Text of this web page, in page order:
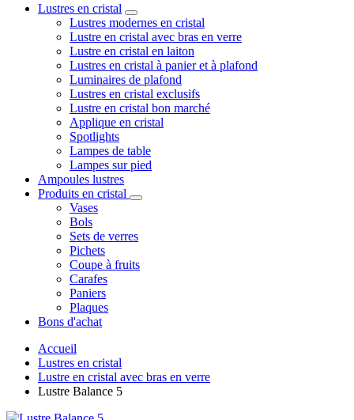
Lustres en cristal
Lustres modernes en cristal
Lustre en cristal avec bras en verre
Lustre en cristal en laiton
Lustres en cristal à panier et à plafond
Luminaires de plafond
Lustres en cristal exclusifs
Lustre en cristal bon marché
Applique en cristal
Spotlights
Lampes de table
Lampes sur pied
Ampoules lustres
Produits en cristal
Vases
Bols
Sets de verres
Pichets
Coupe à fruits
Carafes
Paniers
Plaques
Bons d'achat
Accueil
Lustres en cristal
Lustre en cristal avec bras en verre
Lustre Balance 5